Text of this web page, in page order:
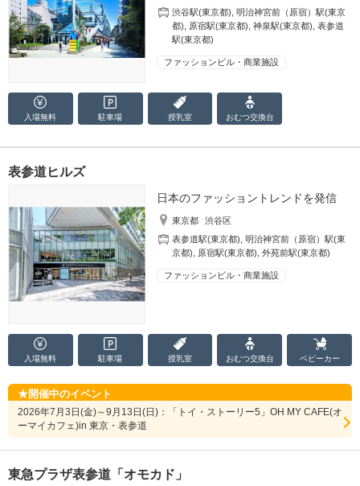
渋谷駅(東京都)
明治神宮前（原宿）駅(東京
都)
原宿駅(東京都) ,神泉駅(東京都) ,表参道
駅(東京都)
ファッションビル・商業施設
入場無料 駐車場 授乳室 おむつ交換台
表参道ヒルズ
日本のファッショントレンドを発信
東京都
渋谷区
表参道駅(東京都)
明治神宮前（原宿）駅(東
京都)
原宿駅(東京都) ,外苑前駅(東京都)
ファッションビル・商業施設
入場無料 駐車場 授乳室 おむつ交換台 ベビーカー
開催中のイベント
2026年7月3日(金)～9月13日(日)：「トイ・ストーリー5」OH MY CAFE(オ
ーマイカフェ)in 東京・表参道
東急プラザ表参道「オモカド」